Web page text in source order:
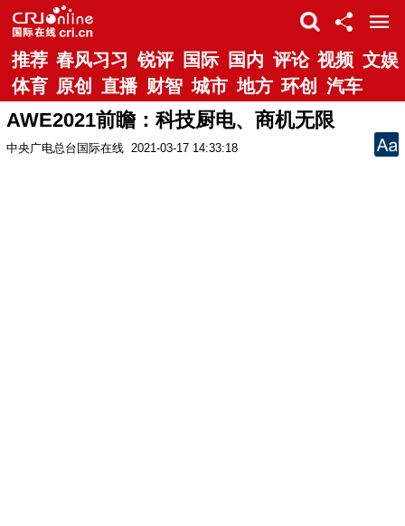
推荐 春风习习 锐评 国际 国内 评论 视频 文娱
体育 原创 直播 财智 城市 地方 环创 汽车
AWE2021前瞻：科技厨电、商机无限
中央广电总台国际在线 2021-03-17 14:33:18